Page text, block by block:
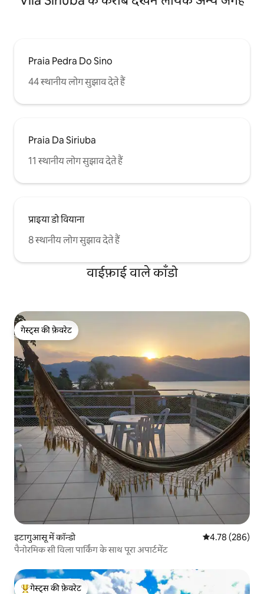
Praia Pedra Do Sino
44 स्थानीय लोग सुझाव देते हैं
Praia Da Siriuba
11 स्थानीय लोग सुझाव देते हैं
प्राइया डो वियाना
8 स्थानीय लोग सुझाव देते हैं
वाईफ़ाई वाले काँडो
गेस्ट्स की फ़ेवरेट
गेस्ट्स की फ़ेवरेट
इटागुआसू में कॉन्डो औसत रेटिंग 5 में से
4.78 (286)
पैनोरमिक सी विला पार्किंग के साथ पूरा अपार्टमेंट
गेस्ट्स की फ़ेवरेट